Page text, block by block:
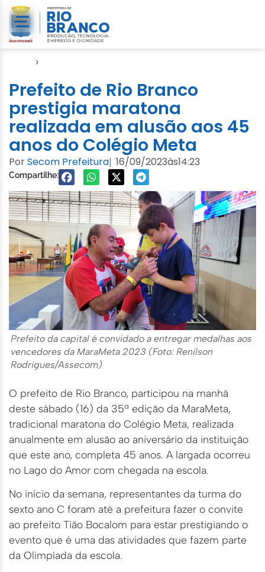
›
Prefeito de Rio Branco
prestigia maratona
realizada em alusão aos 45
anos do Colégio Meta
PorSecom Prefeitura| 16/09/2023às14:23
Compartilhe:
Prefeito da capital é convidado a entregar medalhas aos
vencedores da MaraMeta 2023 (Foto: Renilson
Rodrigues/Assecom)
O prefeito de Rio Branco, participou na manhã
deste sábado (16) da 35ª edição da MaraMeta,
tradicional maratona do Colégio Meta, realizada
anualmente em alusão ao aniversário da instituição
que este ano, completa 45 anos. A largada ocorreu
no Lago do Amor com chegada na escola.
No início da semana, representantes da turma do
sexto ano C foram até a prefeitura fazer o convite
ao prefeito Tião Bocalom para estar prestigiando o
evento que é uma das atividades que fazem parte
da Olimpíada da escola.